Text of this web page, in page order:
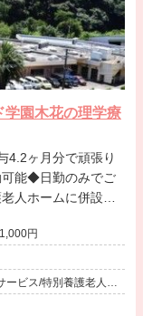
園木花の理学療
能◆日勤のみでご
人ホームに併設さ
円 〜 3,441,000円
ービス/特別養護老人ホ